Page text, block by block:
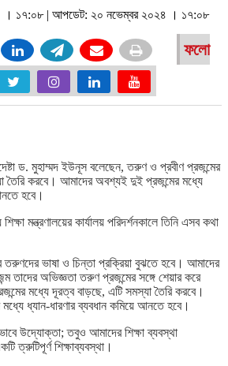
। ১৭:০৮ | আপডেট: ২০ নভেম্বর ২০২৪ । ১৭:০৮
ফলো
ড. মুহাম্মদ ইউনূস বলেছেন, তরুণ ও প্রবীণ প্রজন্মের
তৈরি করবে। আমাদের অবশ্যই দুই প্রজন্মের মধ্যে
হবে।
মন্ত্রণালয়ের কার্যালয় পরিদর্শনকালে তিনি এসব কথা
তরুণদের ভাষা ও চিন্তা প্রক্রিয়া বুঝতে হবে। আমাদের
তাদের অভিজ্ঞতা তরুণ প্রজন্মের সঙ্গে শেয়ার করে
মধ্যে দূরত্ব বাড়ছে, এটি সমস্যা তৈরি করবে।
ধ্যান-ধারণার ব্যবধান কমিয়ে আনতে হবে।
উদ্যোক্তা; তবুও আমাদের শিক্ষা ব্যবস্থা
ত্রুটিপূর্ণ শিক্ষাব্যবস্থা।